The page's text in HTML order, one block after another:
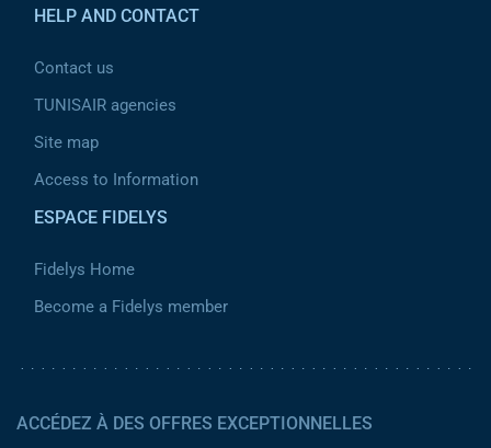
HELP AND CONTACT
Contact us
TUNISAIR agencies
Site map
Access to Information
ESPACE FIDELYS
Fidelys Home
Become a Fidelys member
ACCÉDEZ À DES OFFRES EXCEPTIONNELLES